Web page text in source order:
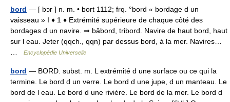
bord — [ bɔr ] n. m. • bort 1112; frq. °bord « bordage d un
vaisseau » I ♦ 1 ♦ Extrémité supérieure de chaque côté des
bordages d un navire. ⇒ bâbord, tribord. Navire de haut bord, haut
sur l eau. Jeter (qqch., qqn) par dessus bord, à la mer. Navires…
Encyclopédie Universelle
bord — BORD. subst. m. L extrémité d une surface ou ce qui la
termine. Le bord d un verre. Le bord d une jupe, d un manteau. Le
bord de l eau. Le bord d une rivière. Le bord de la mer. Le bord d